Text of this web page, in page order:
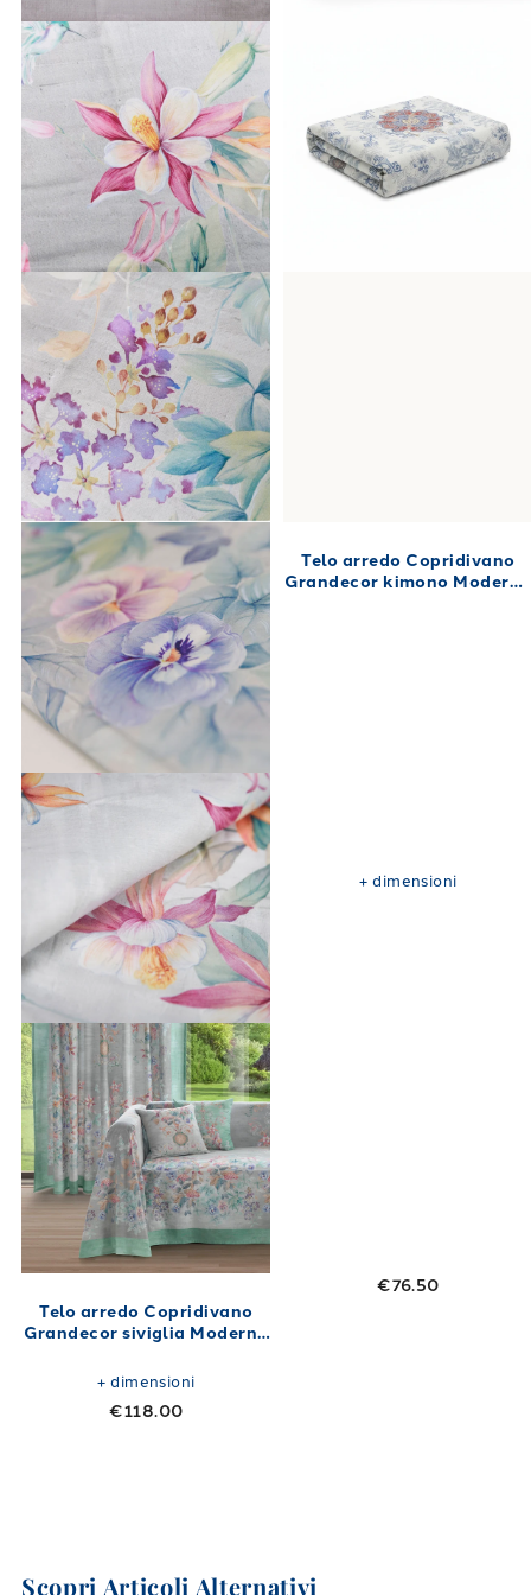
Telo arredo Copridivano
Grandecor siviglia Moderno
€118.00
+dimensioni
Telo arredo Copridivano
Grandecor kimono Moderno
€76.50
+dimensioni
Scopri Articoli Alternativi